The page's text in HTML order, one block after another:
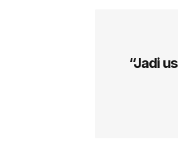
“Jadi